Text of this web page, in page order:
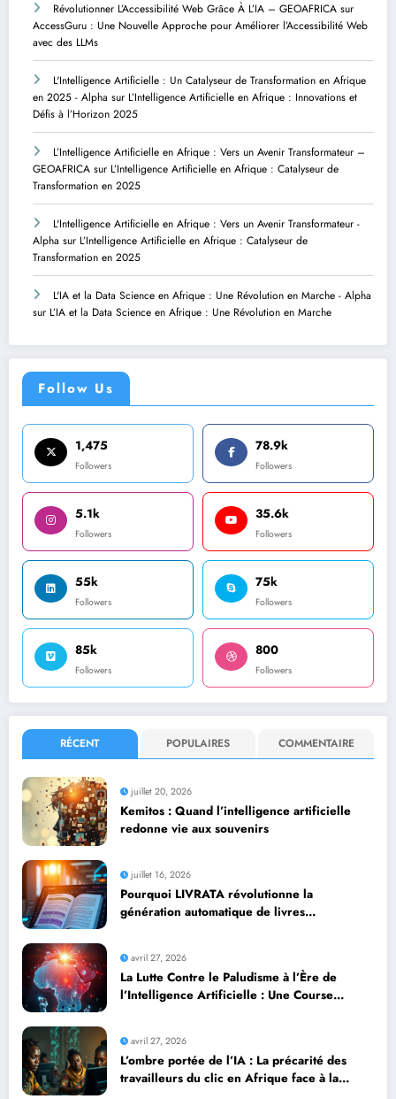
Révolutionner L’Accessibilité Web Grâce À L’IA – GEOAFRICA sur
AccessGuru : Une Nouvelle Approche pour Améliorer l’Accessibilité Web
avec des LLMs
L'Intelligence Artificielle : Un Catalyseur de Transformation en Afrique
en 2025 - Alpha sur L’Intelligence Artificielle en Afrique : Innovations et
Défis à l’Horizon 2025
L’Intelligence Artificielle en Afrique : Vers un Avenir Transformateur –
GEOAFRICA sur L’Intelligence Artificielle en Afrique : Catalyseur de
Transformation en 2025
L'Intelligence Artificielle en Afrique : Vers un Avenir Transformateur -
Alpha sur L’Intelligence Artificielle en Afrique : Catalyseur de
Transformation en 2025
L'IA et la Data Science en Afrique : Une Révolution en Marche - Alpha
sur L’IA et la Data Science en Afrique : Une Révolution en Marche
Follow Us
1,475
Followers
78.9k
Followers
5.1k
Followers
35.6k
Followers
55k
Followers
75k
Followers
85k
Followers
800
Followers
RÉCENT POPULAIRES COMMENTAIRE
juillet 20, 2026
Kemitos : Quand l’intelligence artificielle
redonne vie aux souvenirs
juillet 16, 2026
Pourquoi LIVRATA révolutionne la
génération automatique de livres
avril 27, 2026
La Lutte Contre le Paludisme à l’Ère de
l’Intelligence Artificielle : Une Course
avril 27, 2026
L’ombre portée de l’IA : La précarité des
travailleurs du clic en Afrique face à la